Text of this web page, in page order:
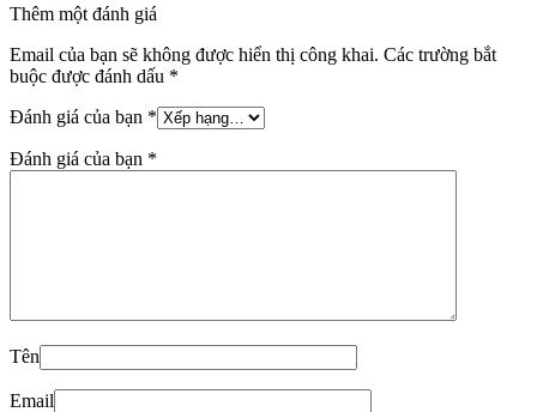
Thêm một đánh giá
Email của bạn sẽ không được hiển thị công khai. Các trường bắt
buộc được đánh dấu *
Đánh giá của bạn *
Đánh giá của bạn *
Tên
Email